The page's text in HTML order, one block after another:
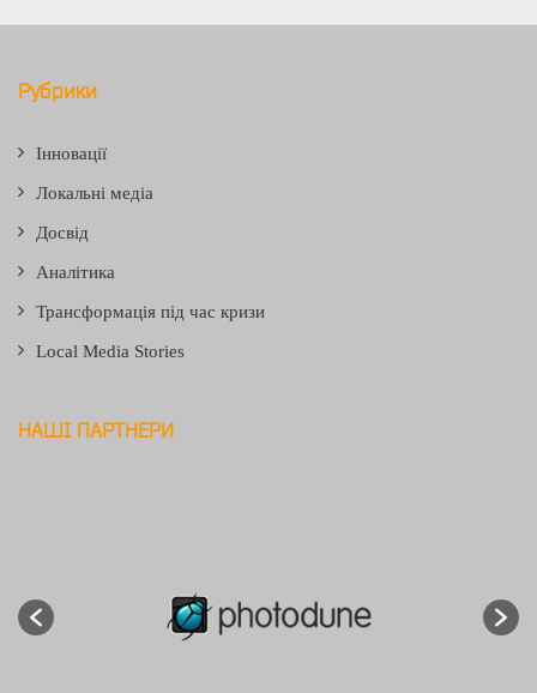
Рубрики
Інновації
Локальні медіа
Досвід
Аналітика
Трансформація під час кризи
Local Media Stories
НАШІ ПАРТНЕРИ